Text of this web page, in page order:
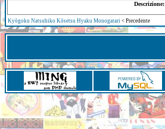
Descrizione:
Kyōgoku Natsuhiko Kōsetsu Hyaku Monogatari < Precedente